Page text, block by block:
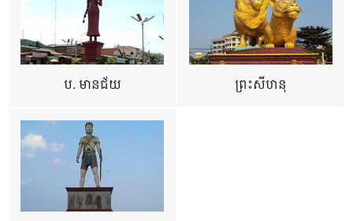
ប. មានជ័យ ព្រះសីហនុ